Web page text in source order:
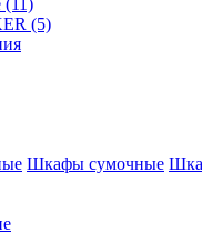
(5)
Шкафы сумочные